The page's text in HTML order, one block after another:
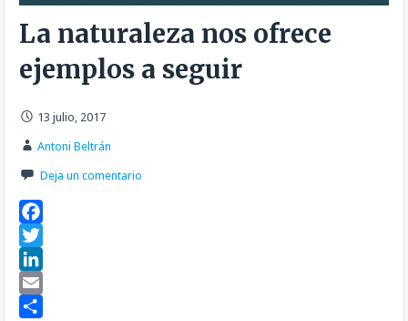
La naturaleza nos ofrece
ejemplos a seguir
13 julio, 2017
Antoni Beltrán
Deja un comentario
F
a
c
e
T
w
L
E